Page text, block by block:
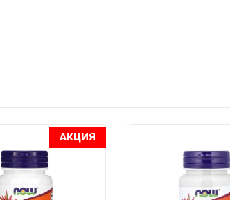
25 мкг
(1000 МЕ)
5 мг
АКЦИЯ